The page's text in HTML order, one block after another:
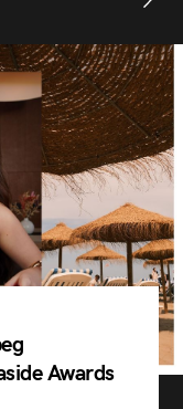
Awards